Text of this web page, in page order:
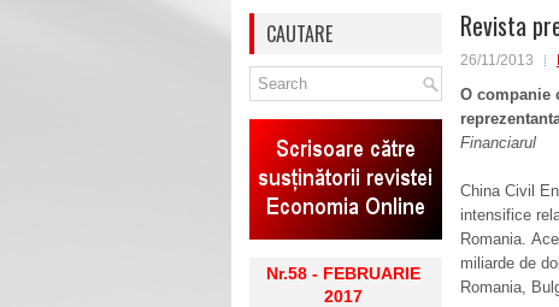
Revista
26/11/2013
O companie
Financiarul
China Civil
intensifice
Romania.
miliarde de
Romania,
CAUTARE
Nr.58 - FEBRUARIE
2017